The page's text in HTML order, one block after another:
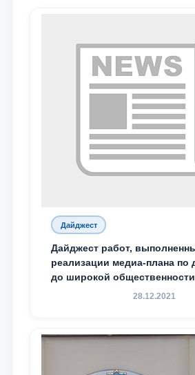
Дайджест
Дайджест работ,
реализации медиа-плана по
до широкой
содержания задач,
Мажлису и народу
28.12.2021